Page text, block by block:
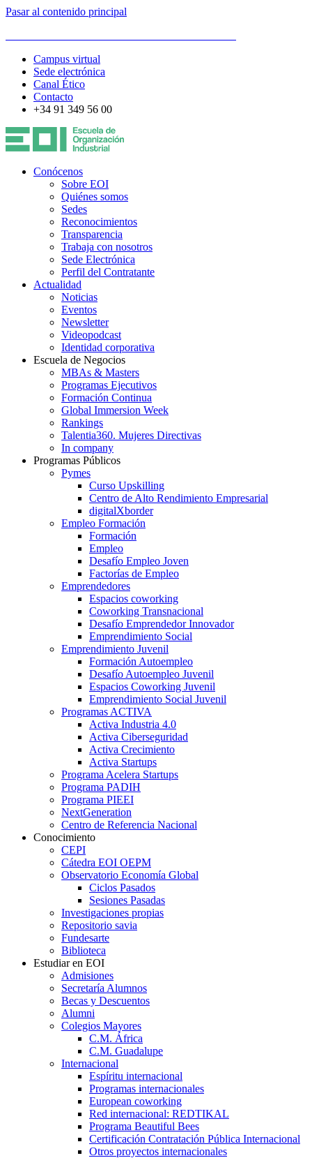
Pasar al contenido principal
Campus virtual
Sede electrónica
Canal Ético
Contacto
+34 91 349 56 00
Conócenos
Sobre EOI
Quiénes somos
Sedes
Reconocimientos
Transparencia
Trabaja con nosotros
Sede Electrónica
Perfil del Contratante
Actualidad
Noticias
Eventos
Newsletter
Videopodcast
Identidad corporativa
Escuela de Negocios
MBAs & Masters
Programas Ejecutivos
Formación Continua
Global Immersion Week
Rankings
Talentia360. Mujeres Directivas
In company
Programas Públicos
Pymes
Curso Upskilling
Centro de Alto Rendimiento Empresarial
digitalXborder
Empleo Formación
Formación
Empleo
Desafío Empleo Joven
Factorías de Empleo
Emprendedores
Espacios coworking
Coworking Transnacional
Desafío Emprendedor Innovador
Emprendimiento Social
Emprendimiento Juvenil
Formación Autoempleo
Desafío Autoempleo Juvenil
Espacios Coworking Juvenil
Emprendimiento Social Juvenil
Programas ACTIVA
Activa Industria 4.0
Activa Ciberseguridad
Activa Crecimiento
Activa Startups
Programa Acelera Startups
Programa PADIH
Programa PIEEI
NextGeneration
Centro de Referencia Nacional
Conocimiento
CEPI
Cátedra EOI OEPM
Observatorio Economía Global
Ciclos Pasados
Sesiones Pasadas
Investigaciones propias
Repositorio savia
Fundesarte
Biblioteca
Estudiar en EOI
Admisiones
Secretaría Alumnos
Becas y Descuentos
Alumni
Colegios Mayores
C.M. África
C.M. Guadalupe
Internacional
Espíritu internacional
Programas internacionales
European coworking
Red internacional: REDTIKAL
Programa Beautiful Bees
Certificación Contratación Pública Internacional
Otros proyectos internacionales